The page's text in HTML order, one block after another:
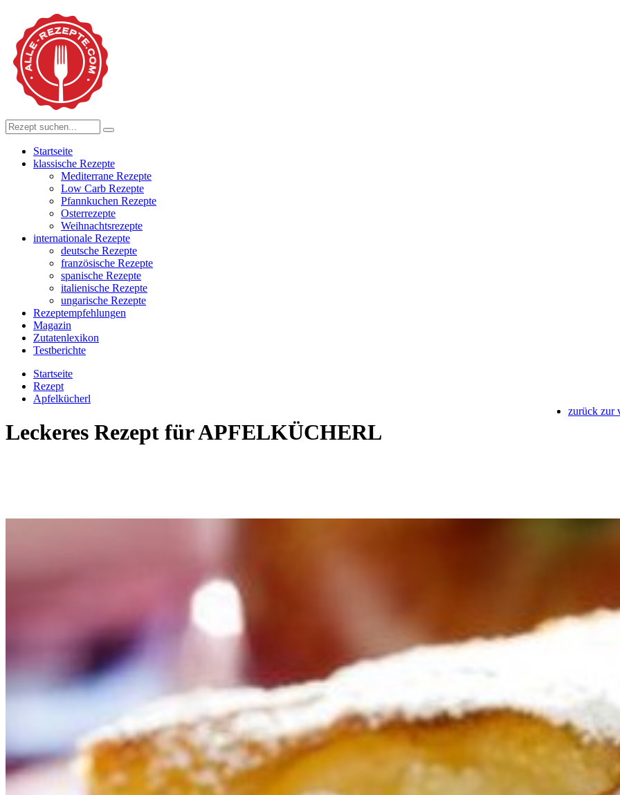
Startseite
klassische Rezepte
Mediterrane Rezepte
Low Carb Rezepte
Pfannkuchen Rezepte
Osterrezepte
Weihnachtsrezepte
internationale Rezepte
deutsche Rezepte
französische Rezepte
spanische Rezepte
italienische Rezepte
ungarische Rezepte
Rezeptempfehlungen
Magazin
Zutatenlexikon
Testberichte
Startseite
Rezept
Apfelkücherl
zurück zur
Leckeres Rezept fürAPFELKÜCHERL